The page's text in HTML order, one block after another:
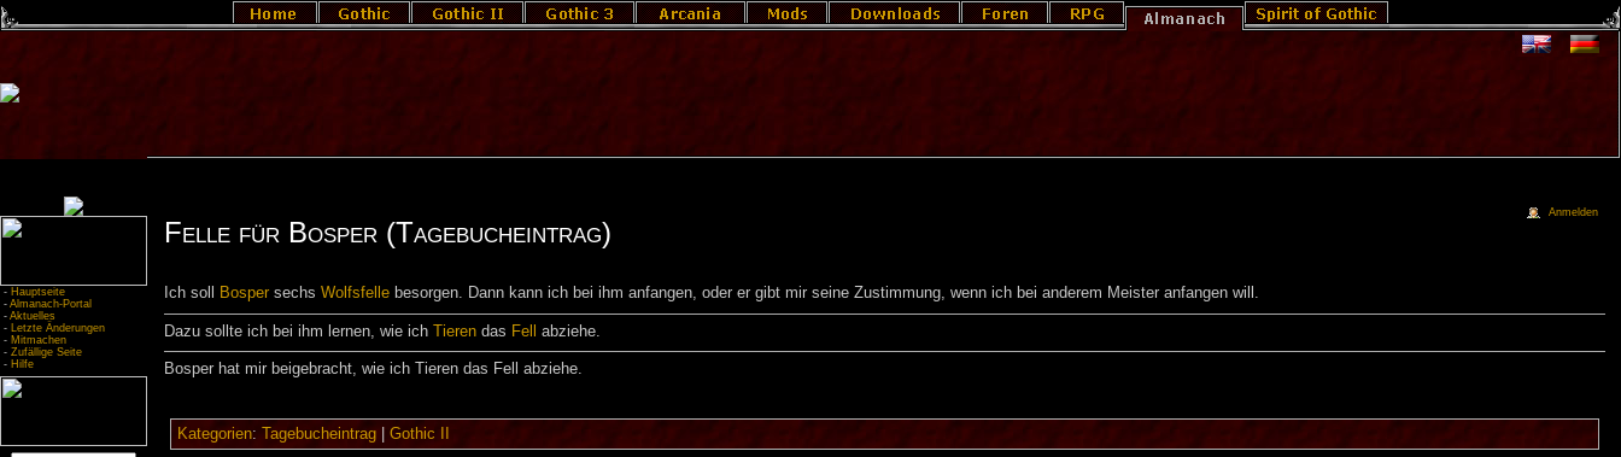
- Hauptseite
- Almanach-Portal
- Aktuelles
- Letzte Änderungen
- Mitmachen
- Zufällige Seite
- Hilfe
Felle für Bosper (Tagebucheintrag)
Ich soll Bospersechs Wolfsfellebesorgen. Dann kann ich bei ihm anfangen, oder er gibt mir seine Zustimmung, wenn ich bei anderem Meister anfangen will.
Dazu sollte ich bei ihm lernen, wie ich Tierendas Fell abziehe.
Bosper hat mir beigebracht, wie ich Tieren das Fell abziehe.
Kategorien: Tagebucheintrag| Gothic II
Anmelden